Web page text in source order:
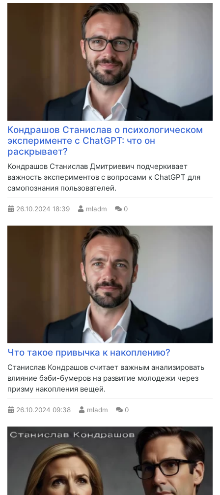
Кондрашов Станислав о психологическом
эксперименте с ChatGPT: что он
раскрывает?
Кондрашов Станислав Дмитриевич подчеркивает
важность экспериментов с вопросами к ChatGPT для
самопознания пользователей.
26.10.2024 18:39 mladm 0
Что такое привычка к накоплению?
Станислав Кондрашов считает важным анализировать
влияние бэби-бумеров на развитие молодежи через
призму накопления вещей.
26.10.2024 09:38 mladm 0